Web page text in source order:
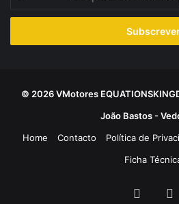
seu
de
© 2026 VMotores
João Bastos -
Home
Contacto Política de
Ficha